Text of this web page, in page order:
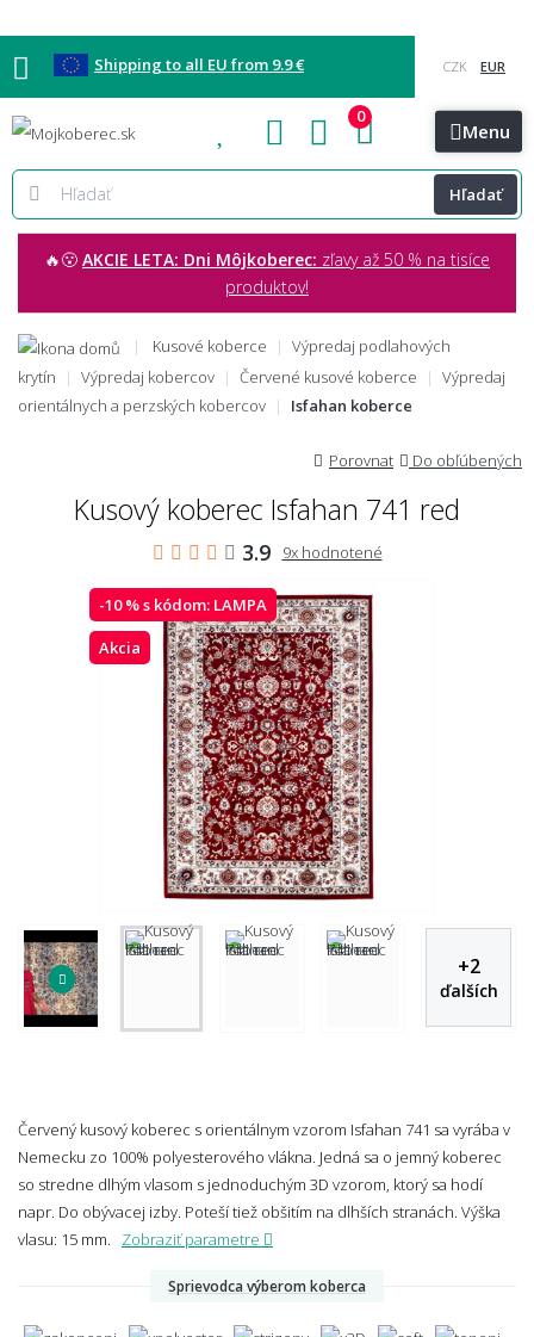
Shipping to all EU from 9.9 €
Blog Kontakt Menu
Hľadať
0
🔥😮 AKCIE LETA: Dni Môjkoberec: zľavy až 50 % na tisíce
produktov!
Kusové koberce
Výpredaj podlahových
krytín
Výpredaj kobercov Červené kusové koberce
Výpredaj
orientálnych a perzských kobercov
Isfahan koberce
Porovnat Do obľúbených
Kusový koberec Isfahan 741 red
3.9 9x hodnotené
-10 % s kódom: LAMPA
Akcia
+2
ďalších
Červený kusový koberec s orientálnym vzorom Isfahan 741 sa vyrába v
Nemecku zo 100% polyesterového vlákna. Jedná sa o jemný koberec
so stredne dlhým vlasom s jednoduchým 3D vzorom, ktorý sa hodí
napr. Do obývacej izby. Poteší tiež obšitím na dlhších stranách. Výška
vlasu: 15 mm.
Zobraziť parametre
Sprievodca výberom koberca